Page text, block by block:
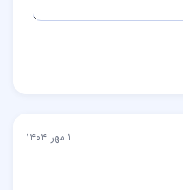
۱ مهر ۱۴۰۴